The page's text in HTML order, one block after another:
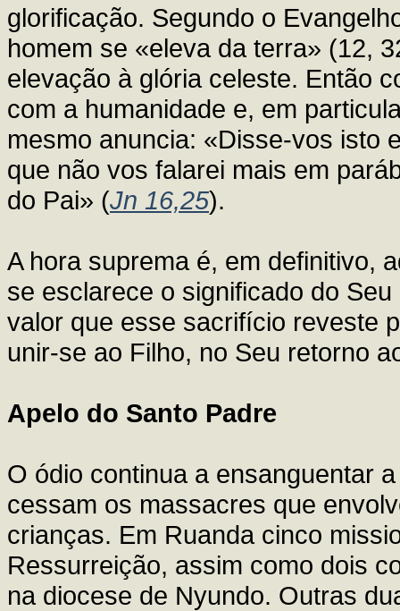
glorificação. Segundo o
homem se «eleva da terra» (12,
elevação à glória celeste. Então
com a humanidade e, em
mesmo anuncia: «Disse-vos isto
que não vos falarei mais em
do Pai» (Jn 16,25).
A hora suprema é, em definitivo,
se esclarece o significado do
valor que esse sacrifício reveste
unir-se ao Filho, no Seu retorno
Apelo do Santo Padre
O ódio continua a ensanguentar
cessam os massacres que
crianças. Em Ruanda cinco
Ressurreição, assim como dois
na diocese de Nyundo. Outras